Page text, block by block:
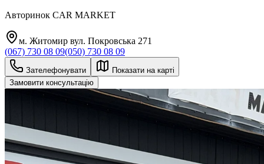
Авторинок CAR MARKET
м. Житомир вул. Покровська 271
(067) 730 08 09(050) 730 08 09
Зателефонувати
Показати на карті
Замовити консультацію